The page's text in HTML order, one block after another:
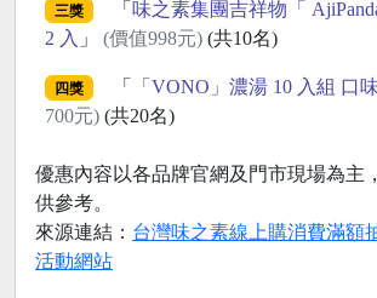
三獎 「 味之素集團吉祥物「
2 入 」 (價值998元) (共10名)
四獎 「 「VONO」濃湯 10 入組 口
700元) (共20名)
優惠內容以各品牌官網及門市現場為主
供參考。
來源連結： 台灣味之素線上購消費滿額
活動網站